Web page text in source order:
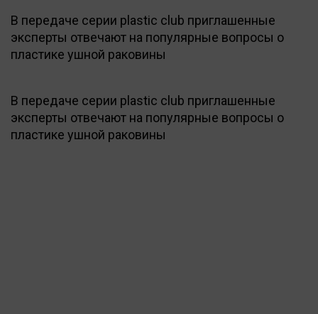
В передаче серии plastic club приглашенные
эксперты отвечают на популярные вопросы о
пластике ушной раковины
В передаче серии plastic club приглашенные
эксперты отвечают на популярные вопросы о
пластике ушной раковины